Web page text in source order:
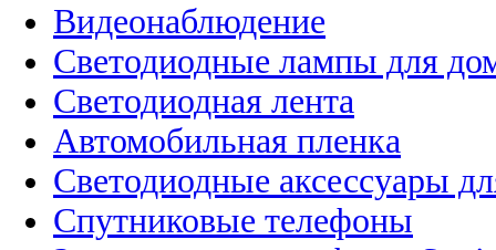
Видеонаблюдение
Светодиодные лампы для
Светодиодная лента
Автомобильная пленка
Светодиодные аксессуары
Спутниковые телефоны